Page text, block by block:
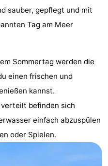
sauber, gepflegt und mit
Tag am Meer
Sommertag werden die
einen frischen und
kannst.
befinden sich
einfach abzuspülen
oder Spielen.